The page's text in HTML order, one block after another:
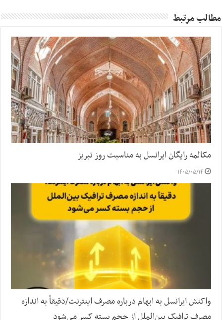
مطالب مرتبط
مکالمه رایگان ایرانسل به مناسبت روز تبریز
۱۴۰۵/۰۵/۱۴
واکنش ایرانسل به ابهام درباره مصرف اینترنت/دقیقاً به اندازه